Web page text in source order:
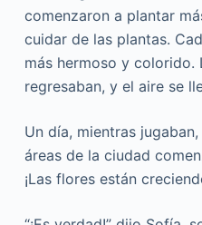
comenzaron a plantar
cuidar de las plantas.
más hermoso y colorido.
regresaban, y el aire se
Un día, mientras
áreas de la ciudad
¡Las flores están